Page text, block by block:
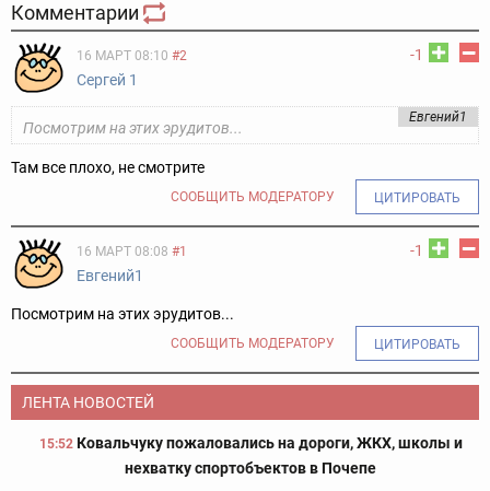
Комментарии
-1
16 МАРТ 08:10 #2
Сергей 1
Евгений1
Посмотрим на этих эрудитов...
Там все плохо, не смотрите
СООБЩИТЬ МОДЕРАТОРУ ЦИТИРОВАТЬ
-1
16 МАРТ 08:08 #1
Евгений1
Посмотрим на этих эрудитов...
СООБЩИТЬ МОДЕРАТОРУ ЦИТИРОВАТЬ
ЛЕНТА НОВОСТЕЙ
15:52 Ковальчуку пожаловались на дороги, ЖКХ, школы и
нехватку спортобъектов в Почепе